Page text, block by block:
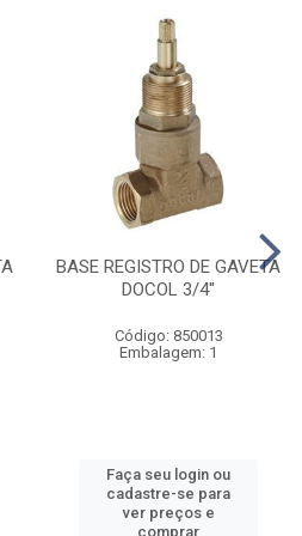
BASE REGISTRO DE GAVETA
DOCOL 3/4''
Código: 850013
Embalagem: 1
Faça seu login ou
cadastre-se para
ver preços e
comprar